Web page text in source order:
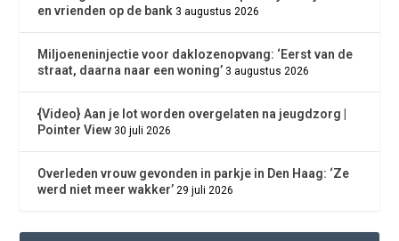
en vrienden op de bank 3 augustus 2026
Miljoeneninjectie voor daklozenopvang: ‘Eerst van de
straat, daarna naar een woning’ 3 augustus 2026
{Video} Aan je lot worden overgelaten na jeugdzorg |
Pointer View 30 juli 2026
Overleden vrouw gevonden in parkje in Den Haag: ‘Ze
werd niet meer wakker’ 29 juli 2026